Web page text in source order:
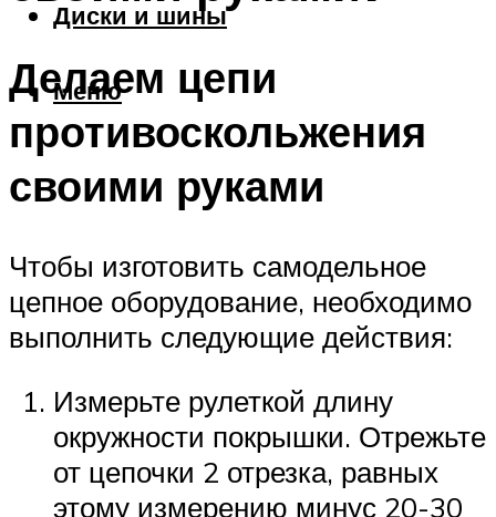
Диски и шины
Меню
Делаем цепи
противоскольжения
своими руками
Чтобы изготовить самодельное
цепное оборудование, необходимо
выполнить следующие действия:
Измерьте рулеткой длину
окружности покрышки. Отрежьте
от цепочки 2 отрезка, равных
этому измерению минус 20-30